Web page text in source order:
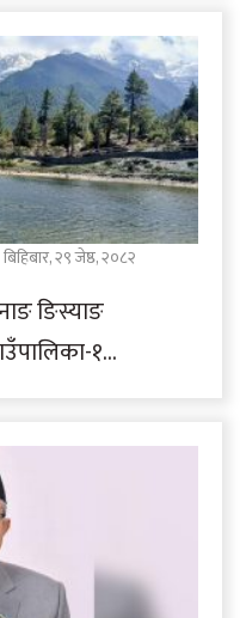
पाहुनाको
छ।
बिहिबार, २९ जेष्ठ, २०८२
ङिस्याङ
१
मिटर उचाइमा
यस ताल मनाङ
पर्यटकको
पर्ने गरेको..